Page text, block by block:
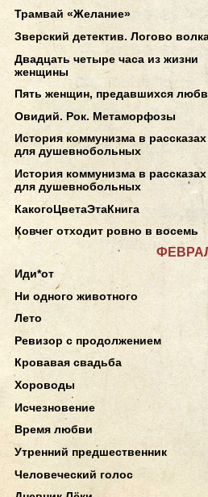
Трамвай «Желание»
Зверский детектив. Логово
Двадцать четыре часа из жизни
женщины
Пять женщин, предавшихся
Овидий. Рок. Метаморфозы
История коммунизма в рассказах
для душевнобольных
История коммунизма в рассказах
для душевнобольных
КакогоЦветаЭтаКнига
Ковчег отходит ровно в восемь
Иди*от
Ни одного животного
Лето
Ревизор с продолжением
Кровавая свадьба
Хороводы
Исчезновение
Время любви
Утренний предшественник
Человеческий голос